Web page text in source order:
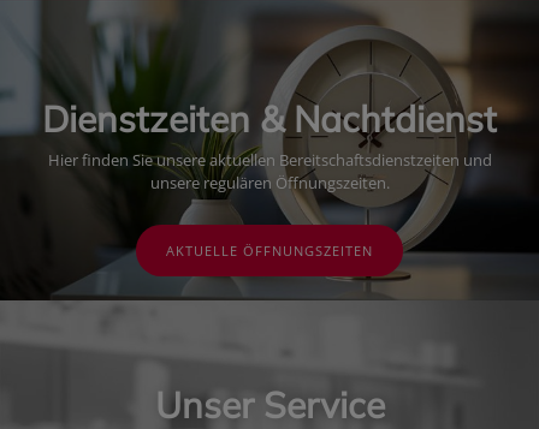
Dienstzeiten & Nachtdienst
Hier finden Sie unsere aktuellen Bereitschaftsdienstzeiten und
unsere regulären Öffnungszeiten.
AKTUELLE ÖFFNUNGSZEITEN
Unser Service